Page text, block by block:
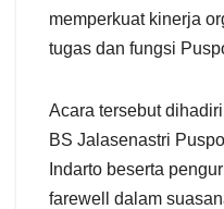
memperkuat kinerja
tugas dan fungsi
Acara tersebut
BS Jalasenastri
Indarto beserta
farewell dalam